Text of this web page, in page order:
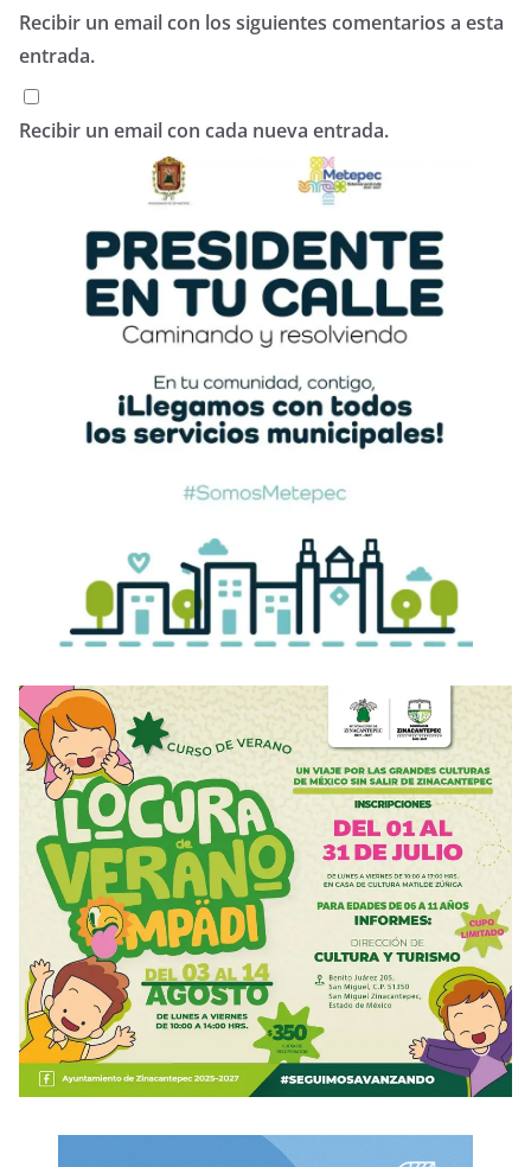
Recibir un email con los siguientes comentarios a esta
entrada.
Recibir un email con cada nueva entrada.